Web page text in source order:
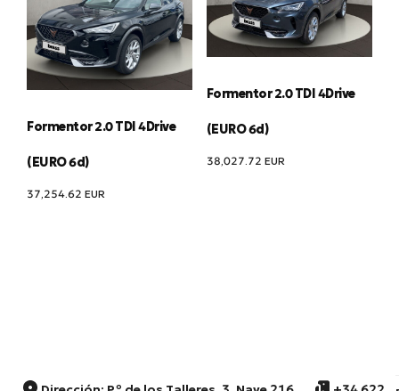
Formentor 2.0 TDI 4Drive
(EURO 6d)
37,254.62 EUR
Formentor 2.0 TDI 4Drive
(EURO 6d)
38,027.72 EUR